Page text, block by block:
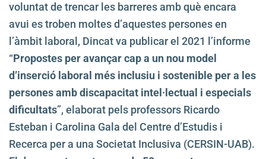
voluntat de trencar les barreres amb què encara
avui es troben moltes d’aquestes persones en
l’àmbit laboral, Dincat va publicar el 2021 l’informe
“Propostes per avançar cap a un nou model
d’inserció laboral més inclusiu i sostenible per a les
persones amb discapacitat intel·lectual i especials
dificultats”, elaborat pels professors Ricardo
Esteban i Carolina Gala del Centre d’Estudis i
Recerca per a una Societat Inclusiva (CERSIN-UAB).